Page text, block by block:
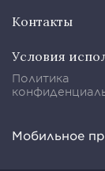
Контакты
Условия
Политика
Мобильное